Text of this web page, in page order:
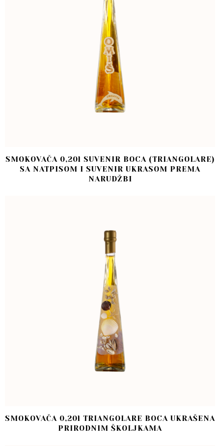
SMOKOVAČA 0,20l SUVENIR BOCA (TRIANGOLARE)
SA NATPISOM I SUVENIR UKRASOM PREMA
NARUDŽBI
SMOKOVAČA 0,20l TRIANGOLARE BOCA UKRAŠENA
PRIRODNIM ŠKOLJKAMA